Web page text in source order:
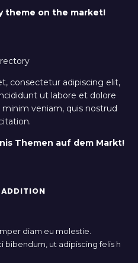
theme on the market!
consectetur adipiscing elit,
ut labore et dolore
veniam, quis nostrud
Themen auf dem Markt!
diam eu molestie.
bibendum, ut adipiscing felis h